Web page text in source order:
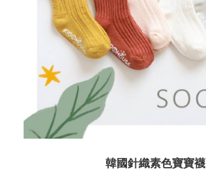
韓國針織素色寶寶襪